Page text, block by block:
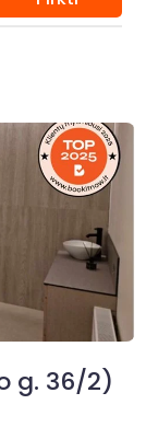
g. 36/2)